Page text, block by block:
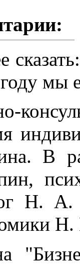
мы
В
Н. А.
Н.